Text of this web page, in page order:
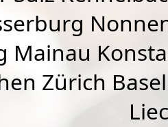
Mainau
Zürich